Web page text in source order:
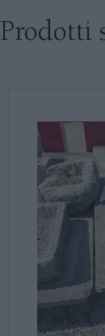
Prodotti